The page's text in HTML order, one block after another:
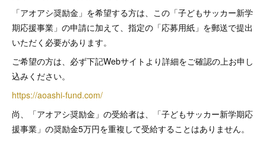
「アオアシ奨励金」を希望する方は、この「子どもサッカー新学
期応援事業」の申請に加えて、指定の「応募用紙」を郵送で提出
いただく必要があります。
ご希望の方は、必ず下記Webサイトより詳細をご確認の上お申し
込みください。
https://aoashi-fund.com/
尚、「アオアシ奨励金」の受給者は、「子どもサッカー新学期応
援事業」の奨励金5万円を重複して受給することはありません。